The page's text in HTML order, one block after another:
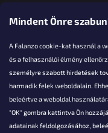
Mindent Önre
A Falanzo cookie-kat használ a
és a felhasználói élmény
személyre szabott hirdetések
harmadik felek weboldalain.
beleértve a weboldal
"OK" gombra kattintva Ön
adatainak feldolgozásához,
Elérhetőségi adatok
Akarsz kérdezni
info@falanzo.hu